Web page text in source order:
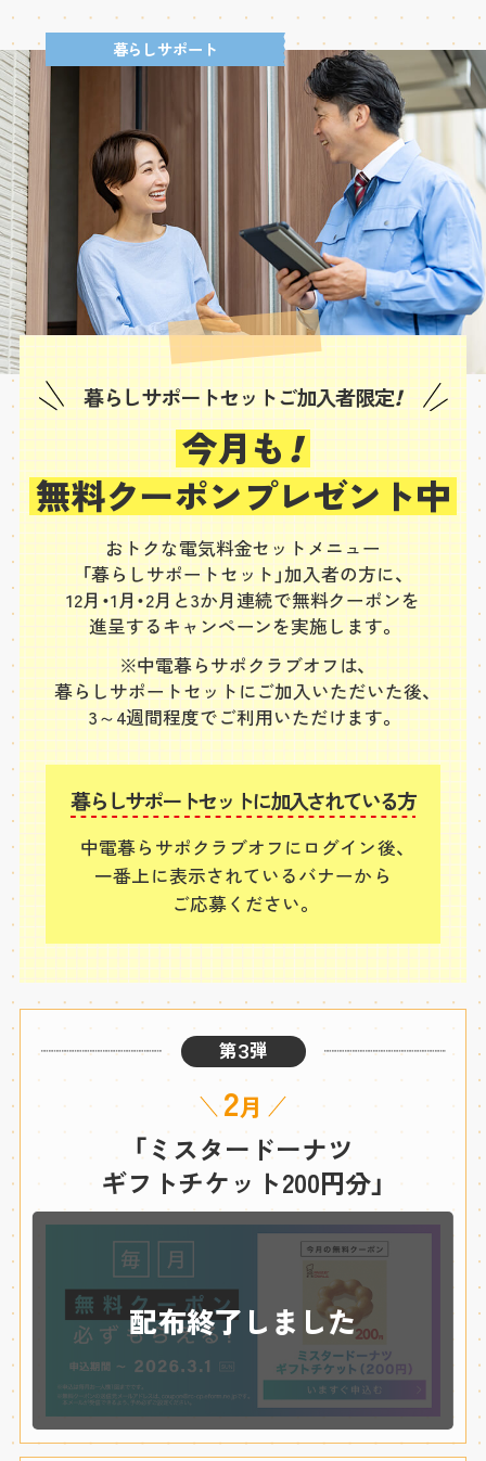
暮らしサポート
暮らしサポートセットご加入者限定！
今月も！
無料クーポンプレゼント中
おトクな電気料金セットメニュー
「暮らしサポートセット」加入者の方に、
12月・1月・2月と3か月連続で無料クーポンを
進呈するキャンペーンを実施します。
※中電暮らサポクラブオフは、
暮らしサポートセットにご加入いただいた後、
3～4週間程度でご利用いただけます。
暮らしサポートセットに加入されている方
中電暮らサポクラブオフにログイン後、
一番上に表示されているバナーから
ご応募ください。
第3弾
2月
「ミスタードーナツ
ギフトチケット200円分」
配布終了しました